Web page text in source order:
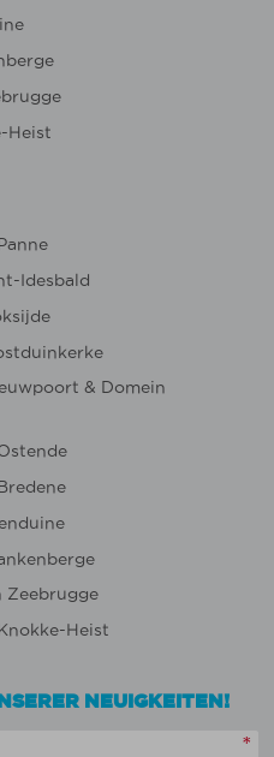
Heist
Idesbald
& Domein
Zeebrugge
Heist
NEUIGKEITEN!
*